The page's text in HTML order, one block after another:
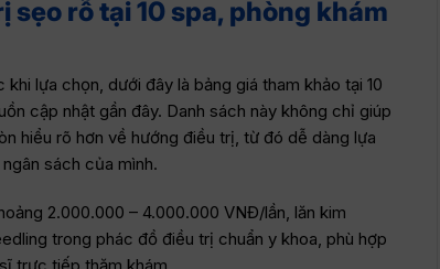
sẹo rỗ tại 10 spa, phòng khám
lựa chọn, dưới đây là bảng giá tham khảo tại 10
cập nhật gần đây. Danh sách này không chỉ giúp
hiểu rõ hơn về hướng điều trị, từ đó dễ dàng lựa
sách của mình.
2.000.000 – 4.000.000 VNĐ/lần, lăn kim
trong phác đồ điều trị chuẩn y khoa, phù hợp